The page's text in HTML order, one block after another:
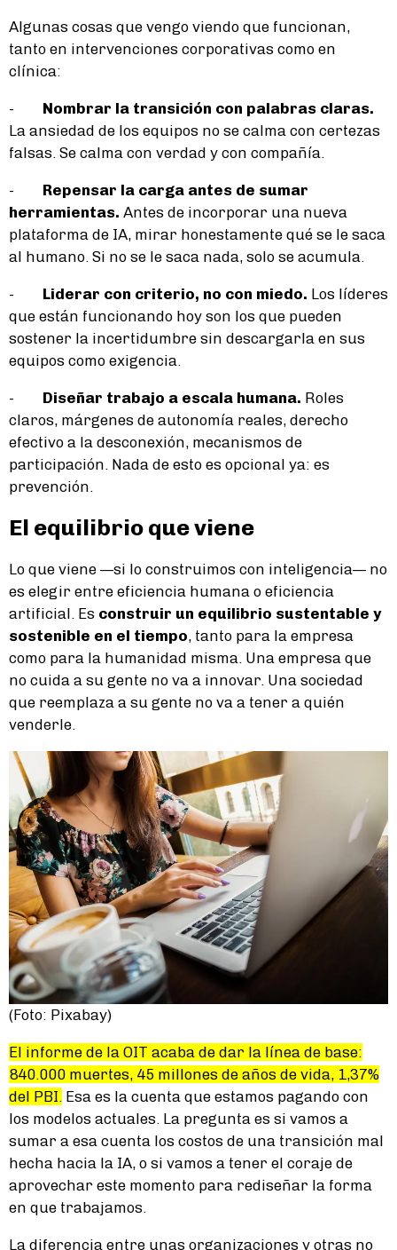
Algunas cosas que vengo viendo que funcionan,
tanto en intervenciones corporativas como en
clínica:
- Nombrar la transición con palabras claras.
La ansiedad de los equipos no se calma con certezas
falsas. Se calma con verdad y con compañía.
- Repensar la carga antes de sumar
herramientas. Antes de incorporar una nueva
plataforma de IA, mirar honestamente qué se le saca
al humano. Si no se le saca nada, solo se acumula.
- Liderar con criterio, no con miedo. Los líderes
que están funcionando hoy son los que pueden
sostener la incertidumbre sin descargarla en sus
equipos como exigencia.
- Diseñar trabajo a escala humana. Roles
claros, márgenes de autonomía reales, derecho
efectivo a la desconexión, mecanismos de
participación. Nada de esto es opcional ya: es
prevención.
El equilibrio que viene
Lo que viene —si lo construimos con inteligencia— no
es elegir entre eficiencia humana o eficiencia
artificial. Es construir un equilibrio sustentable y
sostenible en el tiempo, tanto para la empresa
como para la humanidad misma. Una empresa que
no cuida a su gente no va a innovar. Una sociedad
que reemplaza a su gente no va a tener a quién
venderle.
(Foto: Pixabay)
El informe de la OIT acaba de dar la línea de base:
840.000 muertes, 45 millones de años de vida, 1,37%
del PBI. Esa es la cuenta que estamos pagando con
los modelos actuales. La pregunta es si vamos a
sumar a esa cuenta los costos de una transición mal
hecha hacia la IA, o si vamos a tener el coraje de
aprovechar este momento para rediseñar la forma
en que trabajamos.
La diferencia entre unas organizaciones y otras no